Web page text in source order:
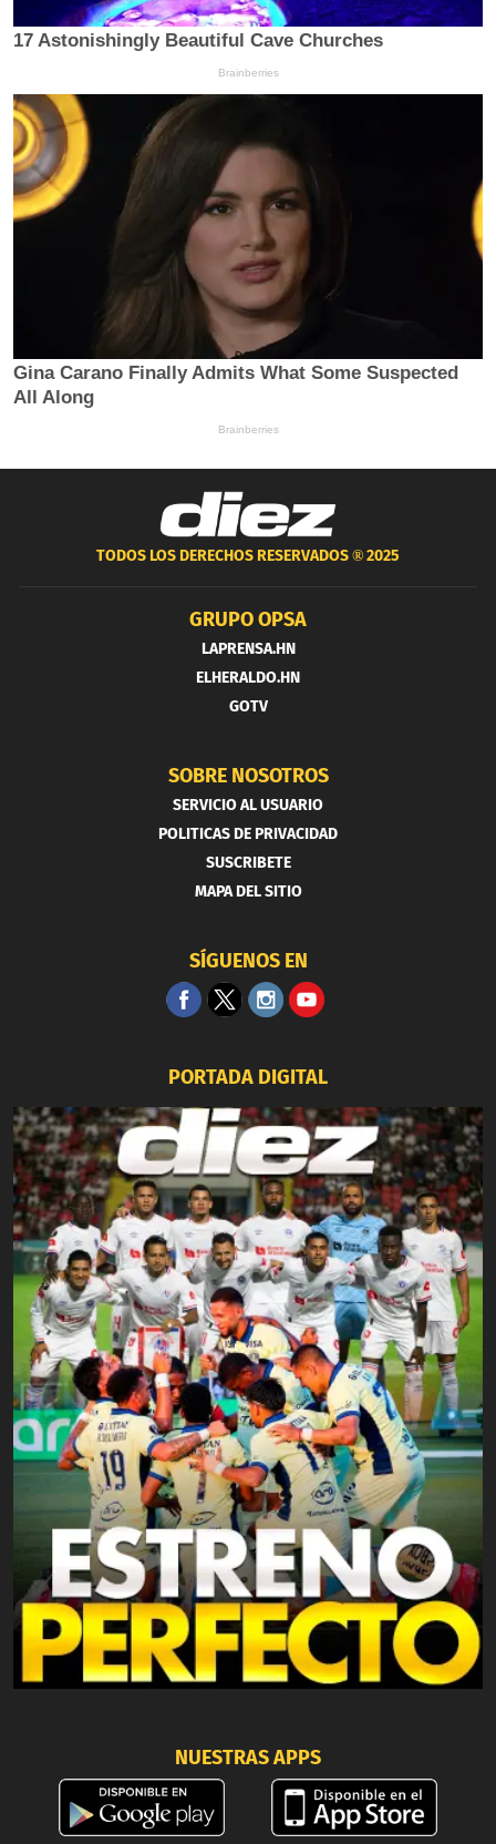
TODOS LOS DERECHOS RESERVADOS ®2025
GRUPO OPSA
LAPRENSA.HN
ELHERALDO.HN
GOTV
SOBRE NOSOTROS
SERVICIO AL USUARIO
POLITICAS DE PRIVACIDAD
SUSCRIBETE
MAPA DEL SITIO
SÍGUENOS EN
PORTADA DIGITAL
NUESTRAS APPS